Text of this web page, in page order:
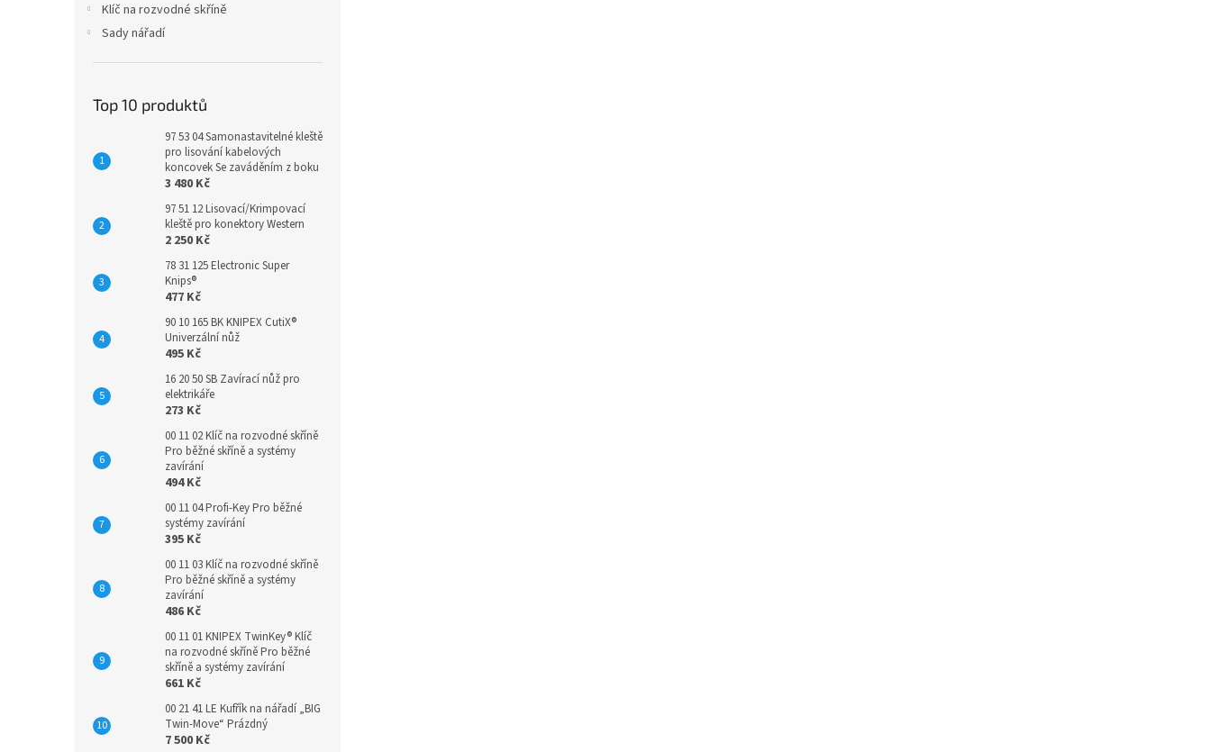
Klíč na rozvodné skříně
Sady nářadí
Top 10 produktů
97 53 04 Samonastavitelné kleště
pro lisování kabelových
koncovek Se zaváděním z boku
3 480 Kč
97 51 12 Lisovací/Krimpovací
kleště pro konektory Western
2 250 Kč
78 31 125 Electronic Super
Knips®
477 Kč
90 10 165 BK KNIPEX CutiX®
Univerzální nůž
495 Kč
16 20 50 SB Zavírací nůž pro
elektrikáře
273 Kč
00 11 02 Klíč na rozvodné skříně
Pro běžné skříně a systémy
zavírání
494 Kč
00 11 04 Profi-Key Pro běžné
systémy zavírání
395 Kč
00 11 03 Klíč na rozvodné skříně
Pro běžné skříně a systémy
zavírání
486 Kč
00 11 01 KNIPEX TwinKey® Klíč
na rozvodné skříně Pro běžné
skříně a systémy zavírání
661 Kč
00 21 41 LE Kufřík na nářadí „BIG
Twin-Move“ Prázdný
7 500 Kč